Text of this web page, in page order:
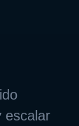
escalar